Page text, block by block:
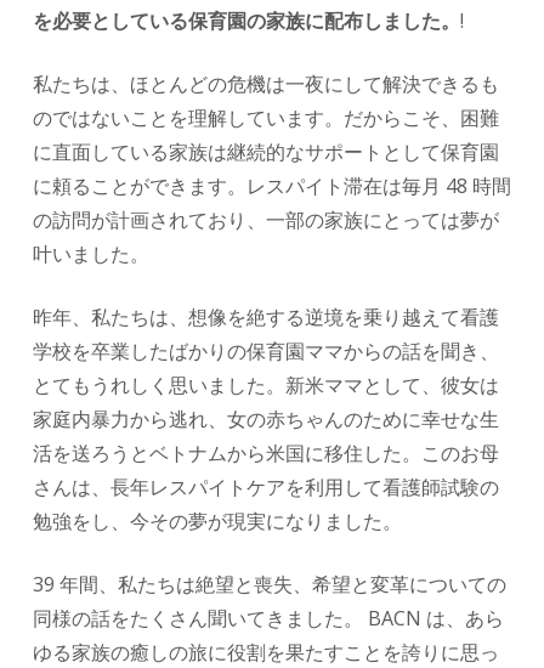
を必要としている保育園の家族に配布しました。 !
私たちは、ほとんどの危機は一夜にして解決できるも
のではないことを理解しています。だからこそ、困難
に直面している家族は継続的なサポートとして保育園
に頼ることができます。レスパイト滞在は毎月 48 時間
の訪問が計画されており、一部の家族にとっては夢が
叶いました。
昨年、私たちは、想像を絶する逆境を乗り越えて看護
学校を卒業したばかりの保育園ママからの話を聞き、
とてもうれしく思いました。新米ママとして、彼女は
家庭内暴力から逃れ、女の赤ちゃんのために幸せな生
活を送ろうとベトナムから米国に移住した。このお母
さんは、長年レスパイトケアを利用して看護師試験の
勉強をし、今その夢が現実になりました。
39 年間、私たちは絶望と喪失、希望と変革についての
同様の話をたくさん聞いてきました。 BACN は、あら
ゆる家族の癒しの旅に役割を果たすことを誇りに思っ